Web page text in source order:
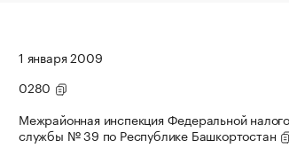
1 января 2009
0280
Межрайонная инспекция Федеральной
службы № 39 по Республике Башкортостан